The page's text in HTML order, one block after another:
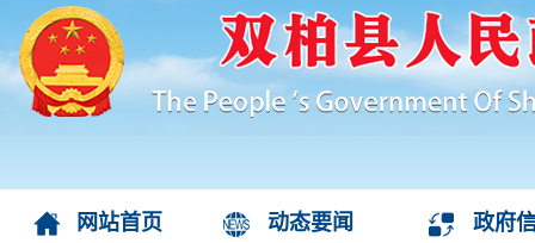
网站首页 动态要闻 政府